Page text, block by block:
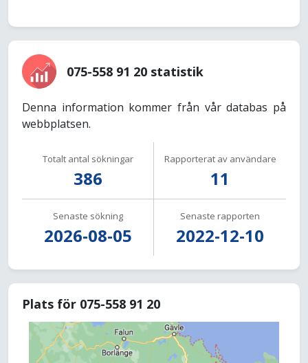
075-558 91 20 statistik
Denna information kommer från vår databas på
webbplatsen.
Totalt antal sökningar
386
Rapporterat av användare
11
Senaste sökning
2026-08-05
Senaste rapporten
2022-12-10
Plats för 075-558 91 20